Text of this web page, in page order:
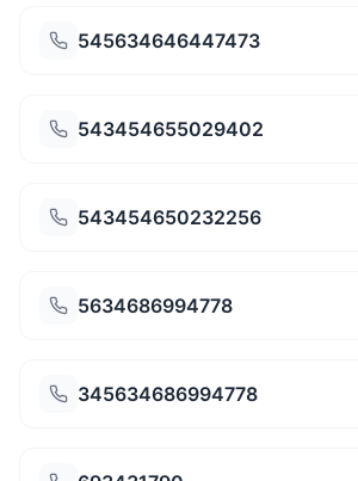
545634646447473
543454655029402
543454650232256
5634686994778
345634686994778